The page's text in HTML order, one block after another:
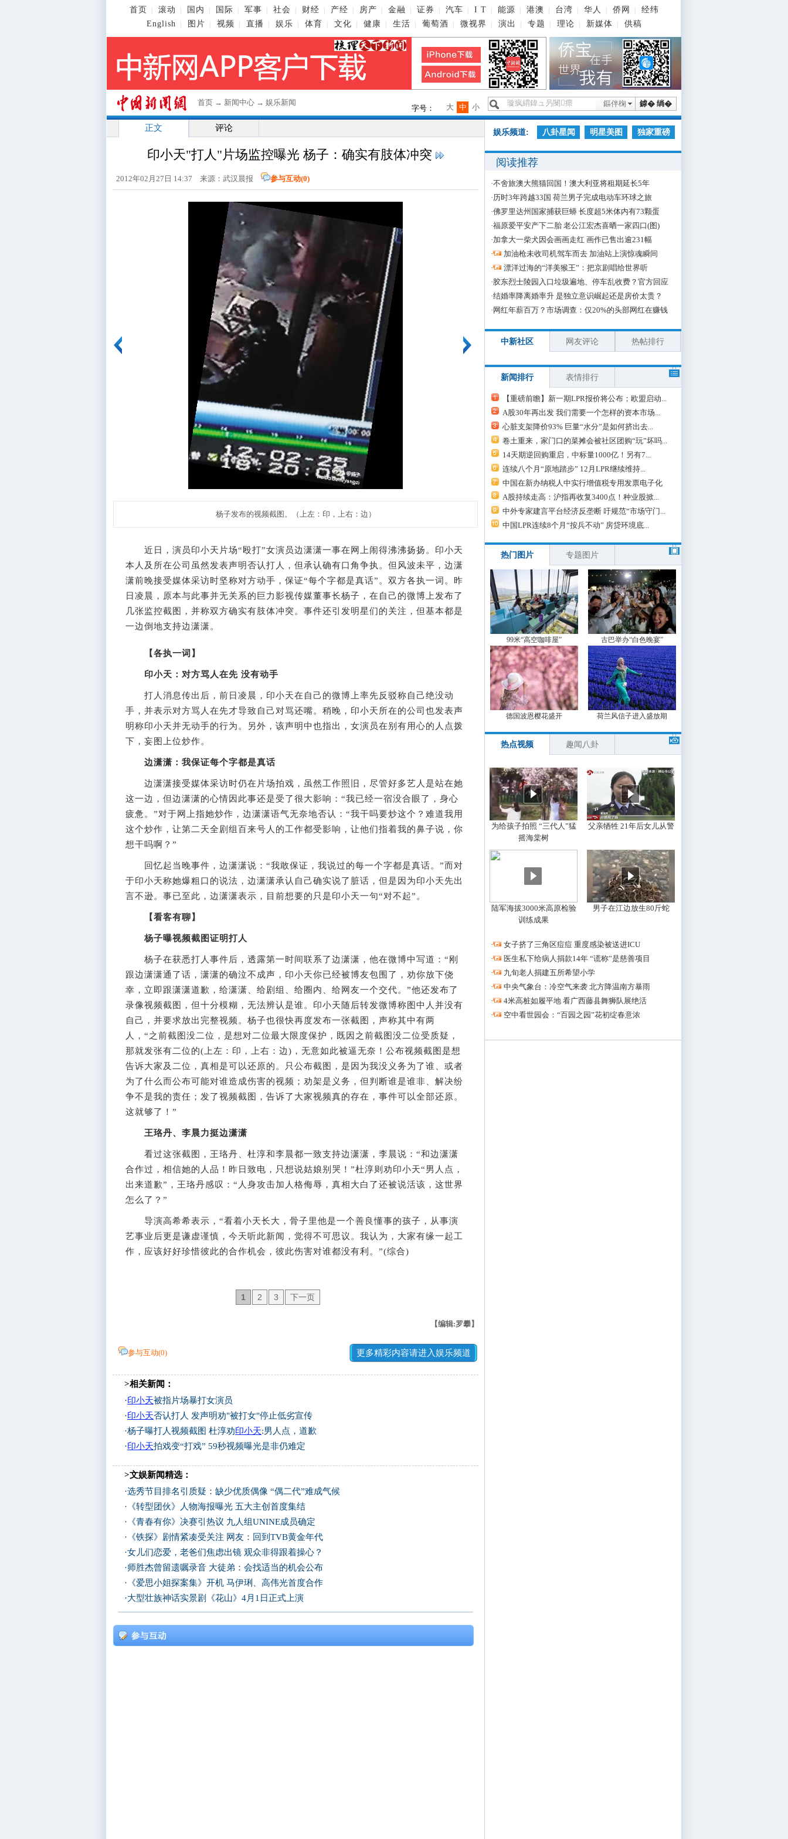
首页 滚动 国内 国际 军事 社会 财经 产经 房产 金融 证券 汽车 I T 能源 港澳 台湾 华人 侨网
经纬
English
图片 视频 直播 娱乐 体育 文化 健康 生活 葡萄酒 微视界 演出 专题 理论 新媒体 供稿
首页 → 新闻中心 → 娱乐新闻 鎼� 绱�
鏂伴椈
字号： 小
中
大
正文 评论
印小天"打人"片场监控曝光 杨子：确实有肢体冲突
2012年02月27日 14:37 来源：武汉晨报 参与互动(0)
杨子发布的视频截图。（上左：印，上右：边）
近日，演员印小天片场“殴打”女演员边潇潇一事在网上闹得沸沸扬扬。印小天
本人及所在公司虽然发表声明否认打人，但承认确有口角争执。但风波未平，边潇
潇前晚接受媒体采访时坚称对方动手，保证“每个字都是真话”。双方各执一词。昨
日凌晨，原本与此事并无关系的巨力影视传媒董事长杨子，在自己的微博上发布了
几张监控截图，并称双方确实有肢体冲突。事件还引发明星们的关注，但基本都是
一边倒地支持边潇潇。
【各执一词】
印小天：对方骂人在先 没有动手
打人消息传出后，前日凌晨，印小天在自己的微博上率先反驳称自己绝没动
手，并表示对方骂人在先才导致自己对骂还嘴。稍晚，印小天所在的公司也发表声
明称印小天并无动手的行为。另外，该声明中也指出，女演员在别有用心的人点拨
下，妄图上位炒作。
边潇潇：我保证每个字都是真话
边潇潇接受媒体采访时仍在片场拍戏，虽然工作照旧，尽管好多艺人是站在她
这一边，但边潇潇的心情因此事还是受了很大影响：“我已经一宿没合眼了，身心
疲惫。”对于网上指她炒作，边潇潇语气无奈地否认：“我干吗要炒这个？难道我用
这个炒作，让第二天全剧组百来号人的工作都受影响，让他们指着我的鼻子说，你
想干吗啊？”
回忆起当晚事件，边潇潇说：“我敢保证，我说过的每一个字都是真话。”而对
于印小天称她爆粗口的说法，边潇潇承认自己确实说了脏话，但是因为印小天先出
言不逊。事已至此，边潇潇表示，目前想要的只是印小天一句“对不起”。
【看客有聊】
杨子曝视频截图证明打人
杨子在获悉打人事件后，透露第一时间联系了边潇潇，他在微博中写道：“刚
跟边潇潇通了话，潇潇的确泣不成声，印小天你已经被博友包围了，劝你放下侥
幸，立即跟潇潇道歉，给潇潇、给剧组、给圈内、给网友一个交代。”他还发布了
录像视频截图，但十分模糊，无法辨认是谁。印小天随后转发微博称图中人并没有
自己，并要求放出完整视频。杨子也很快再度发布一张截图，声称其中有两
人，“之前截图没二位，是想对二位最大限度保护，既因之前截图没二位受质疑，
那就发张有二位的(上左：印，上右：边)，无意如此被逼无奈！公布视频截图是想
告诉大家及二位，真相是可以还原的。只公布截图，是因为我没义务为了谁、或者
为了什么而公布可能对谁造成伤害的视频；劝架是义务，但判断谁是谁非、解决纷
争不是我的责任；发了视频截图，告诉了大家视频真的存在，事件可以全部还原。
这就够了！”
王珞丹、李晨力挺边潇潇
看过这张截图，王珞丹、杜淳和李晨都一致支持边潇潇，李晨说：“和边潇潇
合作过，相信她的人品！昨日致电，只想说姑娘别哭！”杜淳则劝印小天“男人点，
出来道歉”，王珞丹感叹：“人身攻击加人格侮辱，真相大白了还被说活该，这世界
怎么了？”
导演高希希表示，“看着小天长大，骨子里他是一个善良懂事的孩子，从事演
艺事业后更是谦虚谨慎，今天听此新闻，觉得不可思议。我认为，大家有缘一起工
作，应该好好珍惜彼此的合作机会，彼此伤害对谁都没有利。”(综合)
1 2 3 下一页
【编辑:罗攀】
参与互动(0) 更多精彩内容请进入娱乐频道
>相关新闻：
·印小天被指片场暴打女演员
·印小天否认打人 发声明劝"被打女"停止低劣宣传
·杨子曝打人视频截图 杜淳劝印小天:男人点，道歉
·印小天拍戏变“打戏” 59秒视频曝光是非仍难定
>文娱新闻精选：
·选秀节目排名引质疑：缺少优质偶像 “偶二代”难成气候
· 《转型团伙》人物海报曝光 五大主创首度集结
· 《青春有你》决赛引热议 九人组UNINE成员确定
· 《铁探》剧情紧凑受关注 网友：回到TVB黄金年代
·女儿们恋爱，老爸们焦虑出镜 观众非得跟着操心？
·师胜杰曾留遗嘱录音 大徒弟：会找适当的机会公布
· 《爱思小姐探案集》开机 马伊琍、高伟光首度合作
·大型壮族神话实景剧《花山》4月1日正式上演
娱乐频道: 八卦星闻 明星美图 独家重磅
阅读推荐
·不舍旅澳大熊猫回国！澳大利亚将租期延长5年
·历时3年跨越33国 荷兰男子完成电动车环球之旅
·佛罗里达州国家捕获巨蟒 长度超5米体内有73颗蛋
·福原爱平安产下二胎 老公江宏杰喜晒一家四口(图)
·加拿大一柴犬因会画画走红 画作已售出逾231幅
·
加油枪未收司机驾车而去 加油站上演惊魂瞬间
·
漂洋过海的“洋美猴王”：把京剧唱给世界听
·胶东烈士陵园入口垃圾遍地、停车乱收费？官方回应
·结婚率降离婚率升 是独立意识崛起还是房价太贵？
· 网红年薪百万？市场调查：仅20%的头部网红在赚钱
中新社区 网友评论 热帖排行
新闻排行 表情排行
【重磅前瞻】新一期LPR报价将公布；欧盟启动...
A股30年再出发 我们需要一个怎样的资本市场...
心脏支架降价93% 巨量“水分”是如何挤出去...
卷土重来，家门口的菜摊会被社区团购“玩”坏吗...
14天期逆回购重启，中标量1000亿！另有7...
连续八个月“原地踏步” 12月LPR继续维持...
中国在新办纳税人中实行增值税专用发票电子化
A股持续走高：沪指再收复3400点！种业股掀...
中外专家建言平台经济反垄断 吁规范“市场守门...
中国LPR连续8个月“按兵不动” 房贷环境底...
热门图片 专题图片
99米“高空咖啡屋” 古巴举办“白色晚宴”
德国波恩樱花盛开 荷兰风信子进入盛放期
热点视频 趣闻八卦
为给孩子拍照 “三代人”猛
摇海棠树
父亲牺牲 21年后女儿从警
陆军海拔3000米高原检验
训练成果
男子在江边放生80斤蛇
·
女子挤了三角区痘痘 重度感染被送进ICU
·
医生私下给病人捐款14年 “谎称”是慈善项目
·
九旬老人捐建五所希望小学
·
中央气象台：冷空气来袭 北方降温南方暴雨
·
4米高桩如履平地 看广西藤县舞狮队展绝活
·
空中看世园会：“百园之园”花初绽春意浓